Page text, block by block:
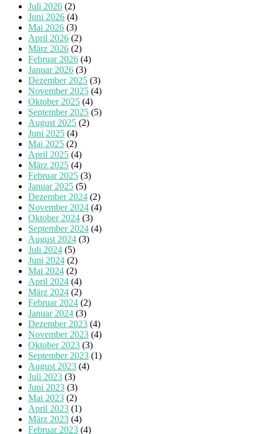
Juli 2026 (2)
Juni 2026 (4)
Mai 2026 (3)
April 2026 (2)
März 2026 (2)
Februar 2026 (4)
Januar 2026 (3)
Dezember 2025 (3)
November 2025 (4)
Oktober 2025 (4)
September 2025 (5)
August 2025 (2)
Juni 2025 (4)
Mai 2025 (2)
April 2025 (4)
März 2025 (4)
Februar 2025 (3)
Januar 2025 (5)
Dezember 2024 (2)
November 2024 (4)
Oktober 2024 (3)
September 2024 (4)
August 2024 (3)
Juli 2024 (5)
Juni 2024 (2)
Mai 2024 (2)
April 2024 (4)
März 2024 (2)
Februar 2024 (2)
Januar 2024 (3)
Dezember 2023 (4)
November 2023 (4)
Oktober 2023 (3)
September 2023 (1)
August 2023 (4)
Juli 2023 (3)
Juni 2023 (3)
Mai 2023 (2)
April 2023 (1)
März 2023 (4)
Februar 2023 (4)